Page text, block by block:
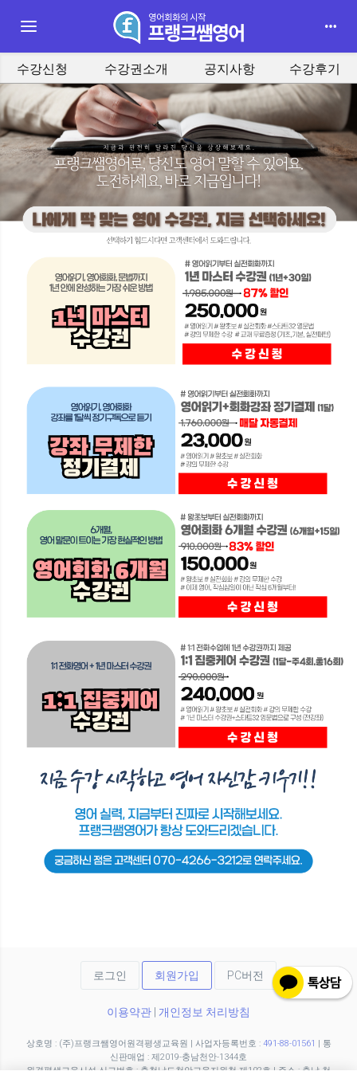
Toggle navigation
수강신청 수강권소개 공지사항 수강후기
로그인 회원가입 PC버전
이용약관 개인정보 처리방침
상호명 : (주)프랭크쌤영어원격평생교육원 | 사업자등록번호 : 491-88-01561 | 통
신판매업 : 제2019-충남천안-1344호